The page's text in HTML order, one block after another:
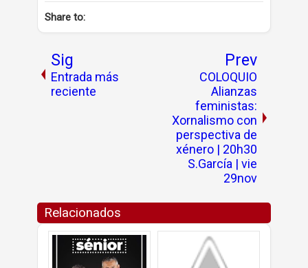
Share to:
Sig
Entrada más
reciente
Prev
COLOQUIO
Alianzas
feministas:
Xornalismo con
perspectiva de
xénero | 20h30
S.García | vie
29nov
Relacionados